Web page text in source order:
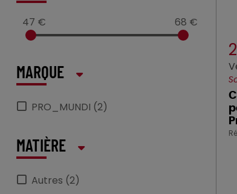
47 € 68 €
MARQUE
PRO_MUNDI (2)
MATIÈRE
Autres (2)